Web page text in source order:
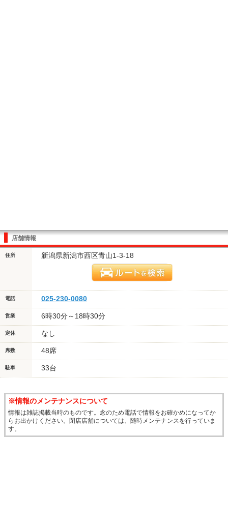
店舗情報
住所 新潟県新潟市西区青山1-3-18
電話 025-230-0080
営業 6時30分～18時30分
定休 なし
席数 48席
駐車 33台
※情報のメンテナンスについて
情報は雑誌掲載当時のものです。念のため電話で情報をお確かめになってか
らお出かけください。閉店店舗については、随時メンテナンスを行っていま
す。